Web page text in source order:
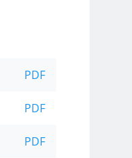
PDF
PDF
PDF